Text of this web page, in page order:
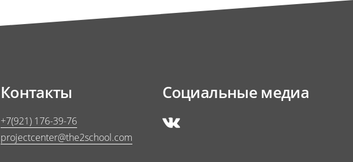
Контакты
+7(921) 176-39-76
projectcenter@the2school.com
Социальные медиа